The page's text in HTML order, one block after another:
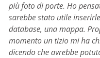
più foto di porte. Ho
sarebbe stato utile
database, una mappa.
momento un tizio mi ha
dicendo che avrebbe